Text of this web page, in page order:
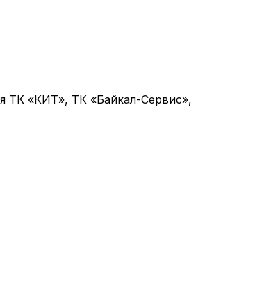
ТК «КИТ», ТК «Байкал-Сервис»,